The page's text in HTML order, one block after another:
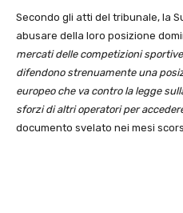
Secondo gli atti del tribunale, la
abusare della loro posizione
mercati delle competizioni
difendono strenuamente una
europeo che va contro la legge
sforzi di altri operatori per
documento svelato nei mesi